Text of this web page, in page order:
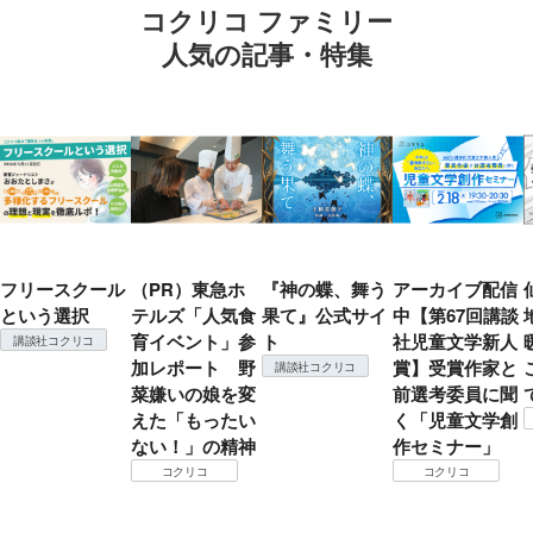
コクリコ ファミリー
人気の記事・特集
フリースクール
という選択
講談社コクリコ
（PR）東急ホ
テルズ「人気食
育イベント」参
加レポート 野
菜嫌いの娘を変
えた「もったい
ない！」の精神
コクリコ
『神の蝶、舞う
果て』公式サイ
ト
講談社コクリコ
アーカイブ配信
中【第67回講談
社児童文学新人
賞】受賞作家と
前選考委員に聞
く「児童文学創
作セミナー」
コクリコ